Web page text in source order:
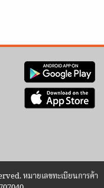
หมายเลขทะเบียนการค้า